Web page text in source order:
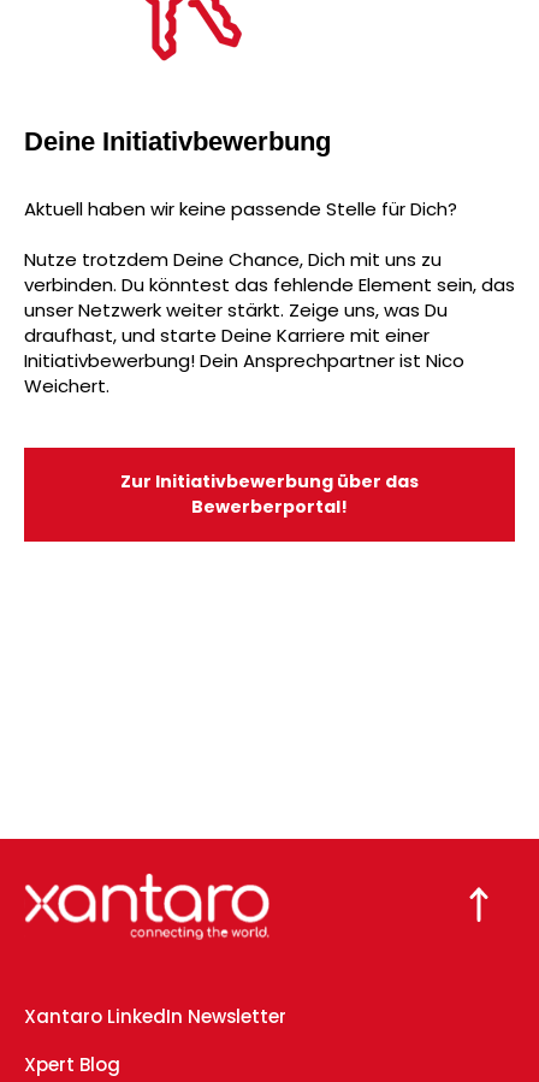
Deine Initiativbewerbung
Aktuell haben wir keine passende Stelle für Dich?
Nutze trotzdem Deine Chance, Dich mit uns zu
verbinden. Du könntest das fehlende Element sein, das
unser Netzwerk weiter stärkt. Zeige uns, was Du
draufhast, und starte Deine Karriere mit einer
Initiativbewerbung! Dein Ansprechpartner ist Nico
Weichert.
Zur Initiativbewerbung über das
Bewerberportal!
Xantaro LinkedIn Newsletter
Xpert Blog